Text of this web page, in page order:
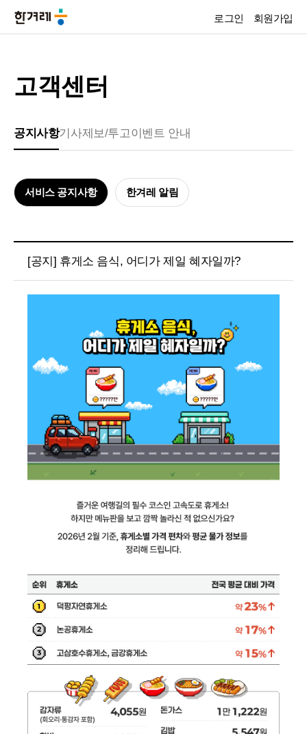
로그인 회원가입
고객센터
공지사항기사제보/투고이벤트 안내
서비스 공지사항 한겨레 알림
[공지] 휴게소 음식, 어디가 제일 혜자일까?